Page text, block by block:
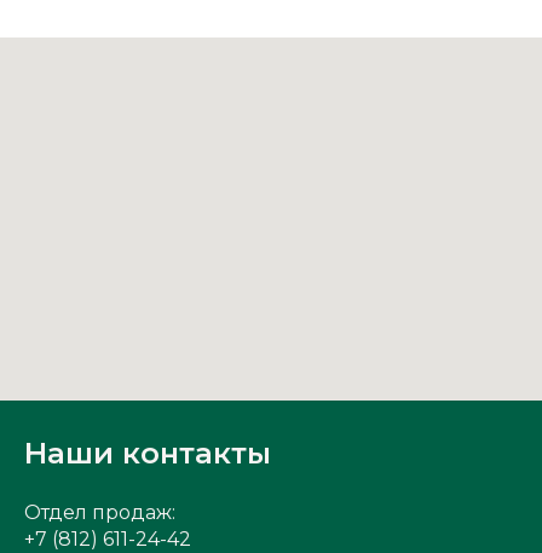
Наши контакты
Отдел продаж:
+7 (812) 611-24-42